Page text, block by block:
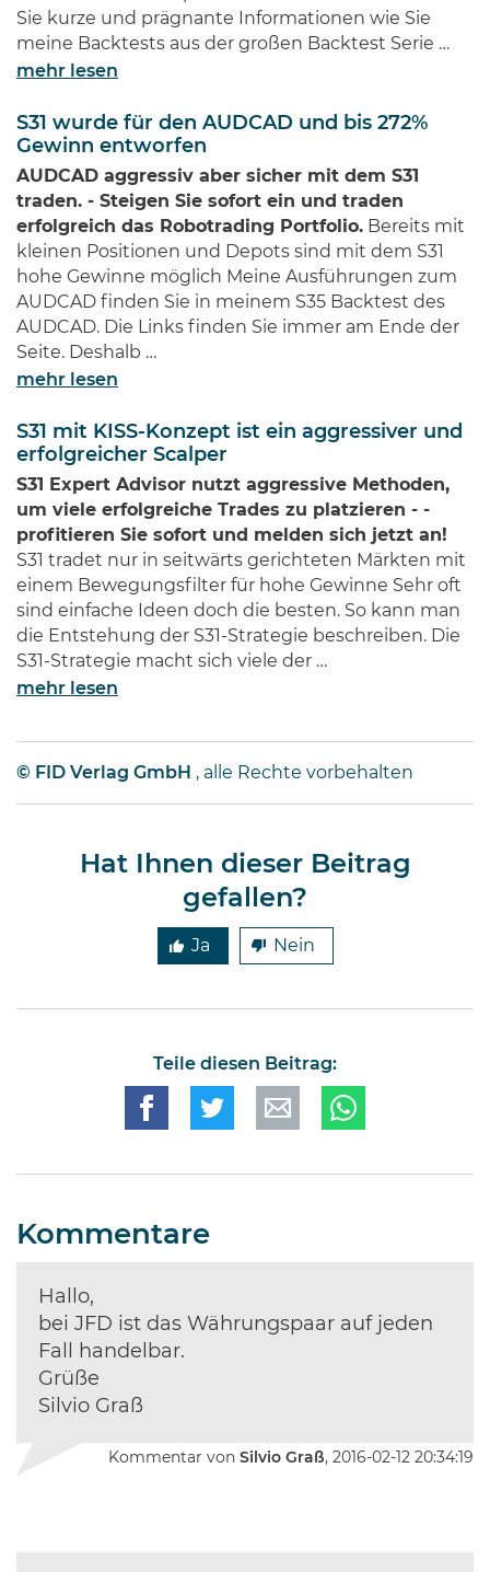
Sie kurze und prägnante Informationen wie Sie
meine Backtests aus der großen Backtest Serie …
mehr lesen
S31 wurde für den AUDCAD und bis 272%
Gewinn entworfen
AUDCAD aggressiv aber sicher mit dem S31
traden. - Steigen Sie sofort ein und traden
erfolgreich das Robotrading Portfolio. Bereits mit
kleinen Positionen und Depots sind mit dem S31
hohe Gewinne möglich Meine Ausführungen zum
AUDCAD finden Sie in meinem S35 Backtest des
AUDCAD. Die Links finden Sie immer am Ende der
Seite. Deshalb …
mehr lesen
S31 mit KISS-Konzept ist ein aggressiver und
erfolgreicher Scalper
S31 Expert Advisor nutzt aggressive Methoden,
um viele erfolgreiche Trades zu platzieren - -
profitieren Sie sofort und melden sich jetzt an!
S31 tradet nur in seitwärts gerichteten Märkten mit
einem Bewegungsfilter für hohe Gewinne Sehr oft
sind einfache Ideen doch die besten. So kann man
die Entstehung der S31-Strategie beschreiben. Die
S31-Strategie macht sich viele der …
mehr lesen
© FID Verlag GmbH , alle Rechte vorbehalten
Hat Ihnen dieser Beitrag
gefallen?
Ja Nein
Teile diesen Beitrag:
Kommentare
Hallo,
bei JFD ist das Währungspaar auf jeden
Fall handelbar.
Grüße
Silvio Graß
Kommentar von Silvio Graß, 2016-02-12 20:34:19